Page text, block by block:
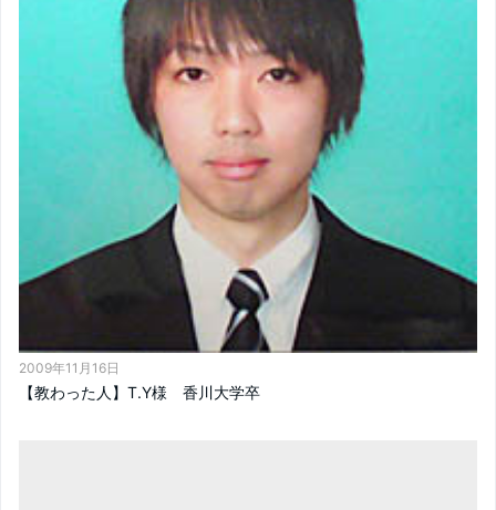
2009年11月16日
【教わった人】T.Y様 香川大学卒